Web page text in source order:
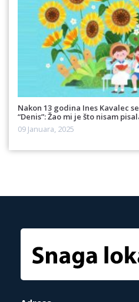
Nakon 13 godina Ines Kavalec
“Denis”: Žao mi je što nisam
09 Januara, 2025